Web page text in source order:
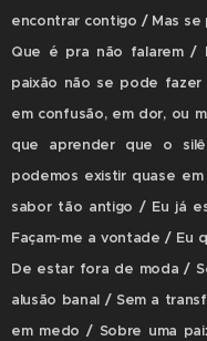
encontrar contigo / Mas
Que é pra não falarem /
paixão não se pode fazer
em confusão, em dor, ou
que aprender que o
podemos existir quase
sabor tão antigo / Eu já
Façam-me a vontade / Eu
De estar fora de moda /
alusão banal / Sem a
em medo / Sobre uma